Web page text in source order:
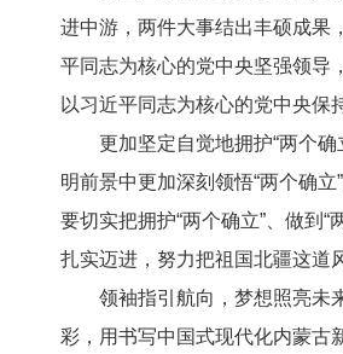
进中游，两件大事结出丰硕成
平同志为核心的党中央坚强领导
以习近平同志为核心的党中央
更加坚定自觉地拥护“两个确
明前景中更加深刻领悟“两个确
要切实把拥护“两个确立”、做到
扎实迈进，努力把祖国北疆这道
领袖指引航向，梦想照亮未来
彩，用书写中国式现代化内蒙古